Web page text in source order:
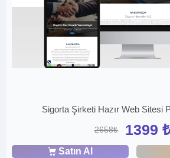
Sigorta Şirketi Hazır Web Sitesi
2658₺ 1399 ₺
Satın Al